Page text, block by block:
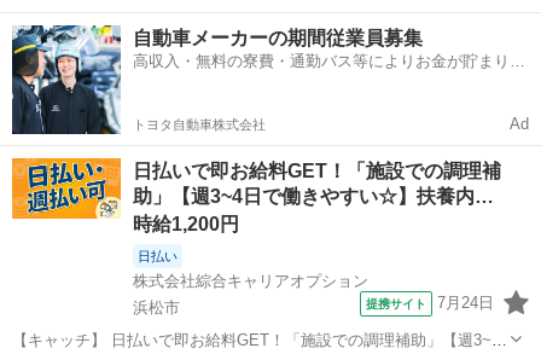
自動車メーカーの期間従業員募集
高収入・無料の寮費・通勤バス等によりお金が貯まりや
トヨタ自動車株式会社 Ad
日払いで即お給料GET！「施設での調理補
助」【週3~4日で働きやすい☆】扶養内…
時給1,200円
日払い
株式会社綜合キャリアオプション
浜松市
提携サイト 7月24日
【キャッチ】 日払いで即お給料GET！「施設での調理補助」【週3~4